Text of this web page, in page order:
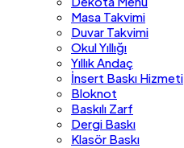
Masa Takvimi
Duvar Takvimi
Okul Yıllığı
Yıllık Andaç
İnsert Baskı Hizmeti
Bloknot
Baskılı Zarf
Dergi Baskı
Klasör Baskı